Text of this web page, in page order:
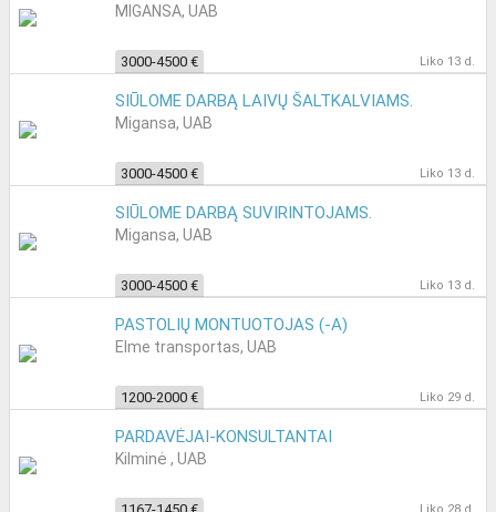
MIGANSA, UAB
3000-4500 € Liko 13 d.
SIŪLOME DARBĄ LAIVŲ ŠALTKALVIAMS.
Migansa, UAB
3000-4500 € Liko 13 d.
SIŪLOME DARBĄ SUVIRINTOJAMS.
Migansa, UAB
3000-4500 € Liko 13 d.
PASTOLIŲ MONTUOTOJAS (-A)
Elme transportas, UAB
1200-2000 € Liko 29 d.
PARDAVĖJAI-KONSULTANTAI
Kilminė , UAB